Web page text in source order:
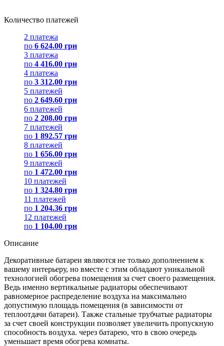
Количество платежей
2 платежа
по 6 624.00 грн
3 платежа
по 4 416.00 грн
4 платежа
по 3 312.00 грн
5 платежей
по 2 649.60 грн
6 платежей
по 2 208.00 грн
7 платежей
по 1 892.57 грн
8 платежей
по 1 656.00 грн
9 платежей
по 1 472.00 грн
10 платежей
по 1 324.80 грн
11 платежей
по 1 204.36 грн
12 платежей
по 1 104.00 грн
Описание
Декоративные батареи являются не только дополнением к
вашему интерьеру, но вместе с этим обладают уникальной
технологией обогрева помещения за счет своего размещения.
Ведь именно вертикальные радиаторы обеспечивают
равномерное распределение воздуха на максимально
допустимую площадь помещения (в зависимости от
теплоотдачи батареи). Также стальные трубчатые радиаторы
за счет своей конструкции позволяет увеличить пропускную
способность воздуха. через батарею, что в свою очередь
уменьшает время обогрева комнаты.